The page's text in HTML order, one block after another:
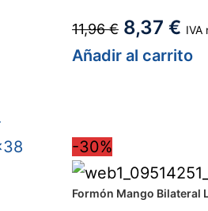
11,96€ 8,37 € IVA
Añadir al carrito
-30%
Formón Mango Bilateral